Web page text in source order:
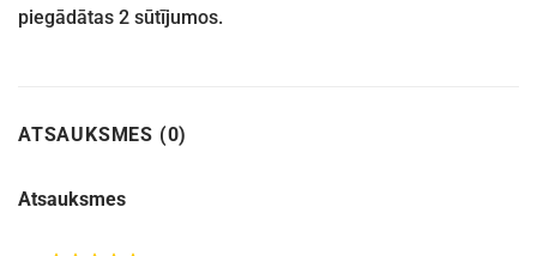
piegādātas 2 sūtījumos.
ATSAUKSMES (0)
Atsauksmes